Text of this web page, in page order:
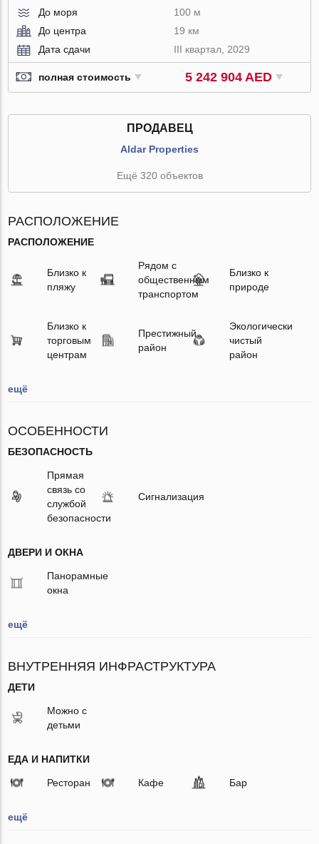
До моря
100 м
До центра
19 км
Дата сдачи
III квартал, 2029
полная стоимость 5 242 904 AED
ПРОДАВЕЦ
Aldar Properties
Ещё 320 объектов
РАСПОЛОЖЕНИЕ
РАСПОЛОЖЕНИЕ
Близко к
пляжу
Рядом с
общественным
транспортом
Близко к
природе
Близко к
торговым
центрам
Престижный
район
Экологически
чистый
район
ещё
ОСОБЕННОСТИ
БЕЗОПАСНОСТЬ
Прямая
связь со
службой
безопасности
Сигнализация
ДВЕРИ И ОКНА
Панорамные
окна
ещё
ВНУТРЕННЯЯ ИНФРАСТРУКТУРА
ДЕТИ
Можно с
детьми
ЕДА И НАПИТКИ
Ресторан Кафе Бар
ещё